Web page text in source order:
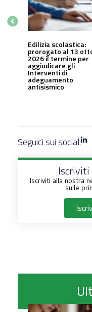
Edilizia scolastica:
prorogato al 13
2026 il termine per
aggiudicare gli
Interventi di
adeguamento
antisismico
Seguici sui social:
Iscriviti
Iscriviti alla nostra
sulle